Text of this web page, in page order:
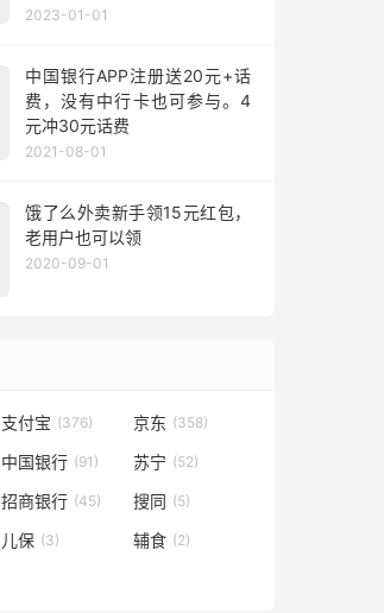
2023-01-01
中国银行APP注册送20元+话
费，没有中行卡也可参与。4
元冲30元话费
2021-08-01
饿了么外卖新手领15元红包，
老用户也可以领
2020-09-01
支付宝 (376) 京东 (358)
中国银行 (91) 苏宁 (52)
招商银行 (45) 搜同 (5)
儿保 (3) 辅食 (2)